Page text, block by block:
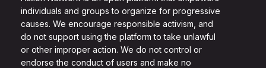
individuals and groups to organize for progressive
causes. We encourage responsible activism, and
do not support using the platform to take unlawful
or other improper action. We do not control or
endorse the conduct of users and make no